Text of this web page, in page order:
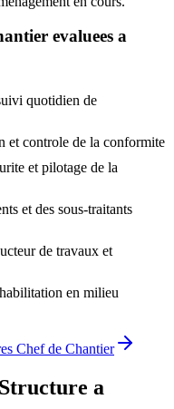
evaluees a
quotidien de
et controle de la conformite
et pilotage de la
et des sous-traitants
de travaux et
en milieu
Chef de Chantier
a